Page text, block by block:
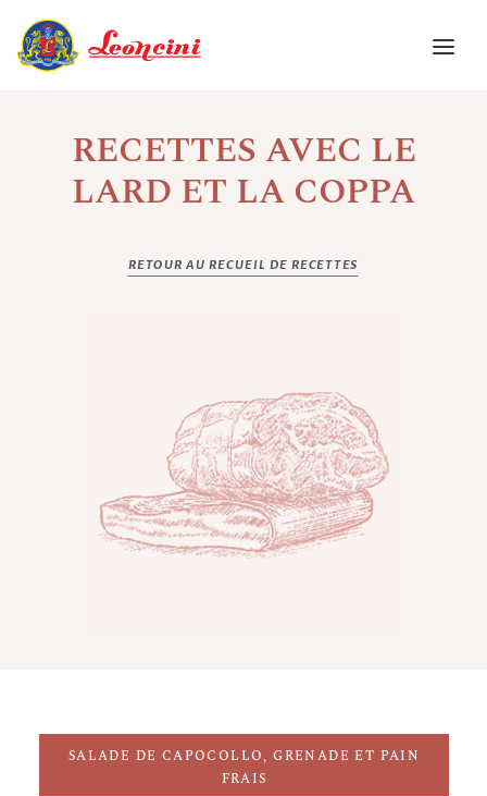
ACCUEIL
QUALITE
RECUEIL DE RECETTES
RECETTES AVEC LE
LARD ET LA COPPA
RETOUR AU RECUEIL DE RECETTES
SALADE DE CAPOCOLLO, GRENADE ET PAIN
FRAIS